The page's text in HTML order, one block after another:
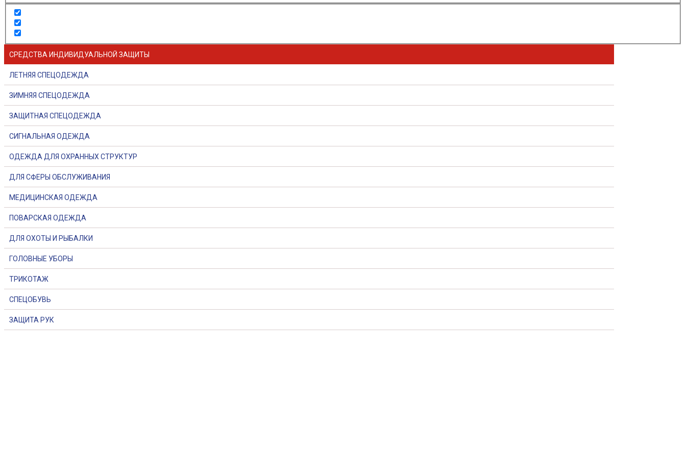
СРЕДСТВА ИНДИВИДУАЛЬНОЙ ЗАЩИТЫ
ЛЕТНЯЯ СПЕЦОДЕЖДА
ЗИМНЯЯ СПЕЦОДЕЖДА
ЗАЩИТНАЯ СПЕЦОДЕЖДА
СИГНАЛЬНАЯ ОДЕЖДА
ОДЕЖДА ДЛЯ ОХРАННЫХ СТРУКТУР
ДЛЯ СФЕРЫ ОБСЛУЖИВАНИЯ
МЕДИЦИНСКАЯ ОДЕЖДА
ПОВАРСКАЯ ОДЕЖДА
ДЛЯ ОХОТЫ И РЫБАЛКИ
ГОЛОВНЫЕ УБОРЫ
ТРИКОТАЖ
СПЕЦОБУВЬ
ЗАЩИТА РУК